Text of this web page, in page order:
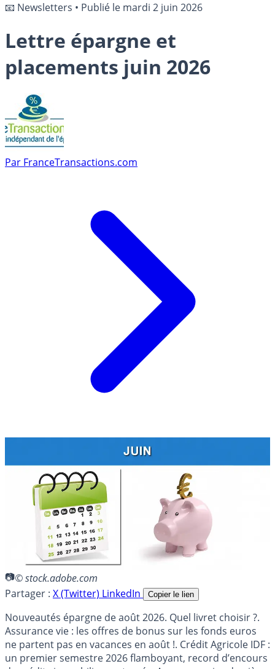
📧 Newsletters • Publié le mardi 2 juin 2026
Lettre épargne et
placements juin 2026
Par FranceTransactions.com
© stock.adobe.com
Partager : X (Twitter) LinkedIn Copier le lien
Nouveautés épargne de août 2026. Quel livret choisir ?.
Assurance vie : les offres de bonus sur les fonds euros
ne partent pas en vacances en août !. Crédit Agricole IDF :
un premier semestre 2026 flamboyant, record d’encours